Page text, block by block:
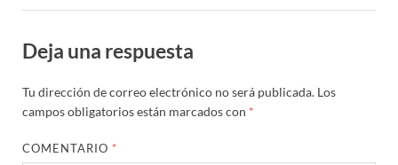
Deja una respuesta
Tu dirección de correo electrónico no será publicada. Los
campos obligatorios están marcados con *
COMENTARIO *